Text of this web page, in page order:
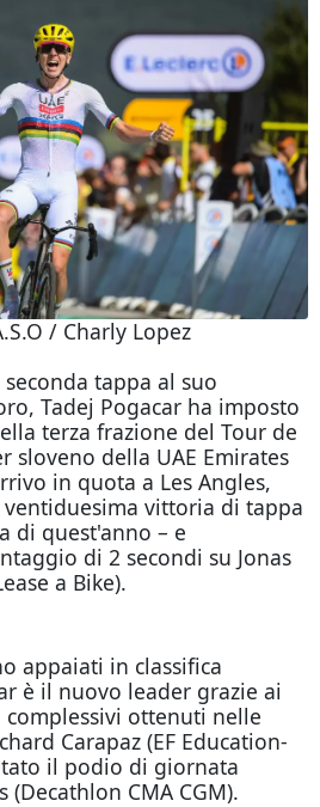
/ Charly Lopez
tappa al suo
Tadej Pogacar ha imposto
terza frazione del Tour de
sloveno della UAE Emirates
in quota a Les Angles,
vittoria di tappa
di quest'anno – e
di 2 secondi su Jonas
a Bike).
appaiati in classifica
è il nuovo leader grazie ai
ottenuti nelle
Carapaz (EF Education-
il podio di giornata
(Decathlon CMA CGM).